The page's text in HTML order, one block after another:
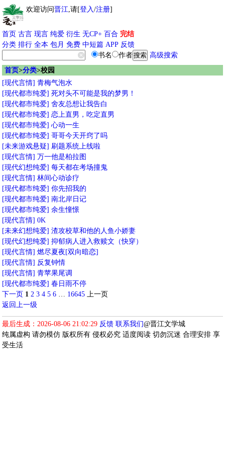
欢迎访问晋江,请[登入/注册]
首页 古言 现言 纯爱 衍生 无CP+ 百合 完结
分类 排行 全本 包月 免费 中短篇 APP 反馈
书名
作者
高级搜索
首页>分类>校园
[现代言情] 青梅气泡水
[现代都市纯爱] 死对头不可能是我的梦男！
[现代都市纯爱] 舍友总想让我告白
[现代都市纯爱] 恋上直男，吃定直男
[现代都市纯爱] 心动一生
[现代都市纯爱] 哥哥今天开窍了吗
[未来游戏悬疑] 刷题系统上线啦
[现代言情] 万一他是柏拉图
[现代幻想纯爱] 每天都在考场撞鬼
[现代言情] 林间心动诊疗
[现代都市纯爱] 你先招我的
[现代都市纯爱] 南北岸日记
[现代都市纯爱] 余生憧憬
[现代言情] 0K
[未来幻想纯爱] 渣攻校草和他的人鱼小娇妻
[现代幻想纯爱] 抑郁病人进入救赎文（快穿）
[现代言情] 燃尽夏夜[双向暗恋]
[现代言情] 反复钟情
[现代言情] 青苹果尾调
[现代都市纯爱] 春日雨不停
下一页 1 2 3 4 5 6 … 16645 上一页
返回上一级
最后生成：2026-08-06 21:02:29 反馈 联系我们@晋江文学城
纯属虚构 请勿模仿 版权所有 侵权必究 适度阅读 切勿沉迷 合理安排 享
受生活